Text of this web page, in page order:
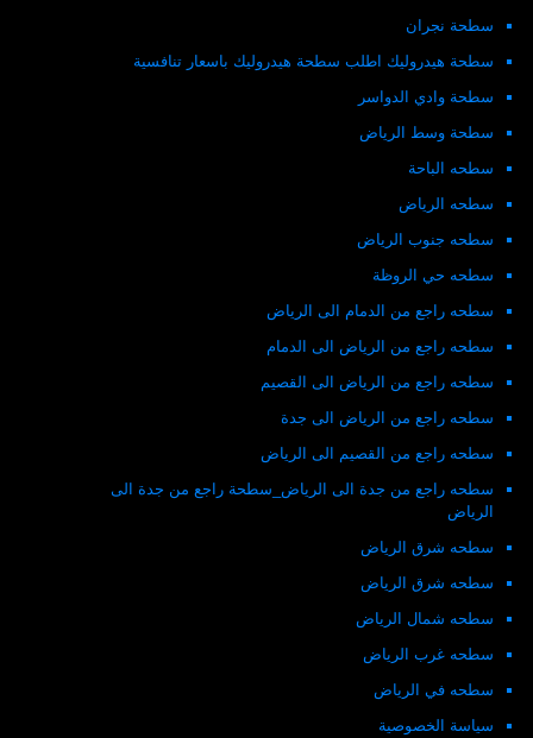
سطحة نجران
سطحة هيدروليك اطلب سطحة هيدروليك باسعار تنافسية
سطحة وادي الدواسر
سطحة وسط الرياض
سطحه الباحة
سطحه الرياض
سطحه جنوب الرياض
سطحه حي الروظة
سطحه راجع من الدمام الى الرياض
سطحه راجع من الرياض الى الدمام
سطحه راجع من الرياض الى القصيم
سطحه راجع من الرياض الى جدة
سطحه راجع من القصيم الى الرياض
سطحه راجع من جدة الى الرياض_سطحة راجع من جدة الى
الرياض
سطحه شرق الرياض
سطحه شرق الرياض
سطحه شمال الرياض
سطحه غرب الرياض
سطحه في الرياض
سياسة الخصوصية